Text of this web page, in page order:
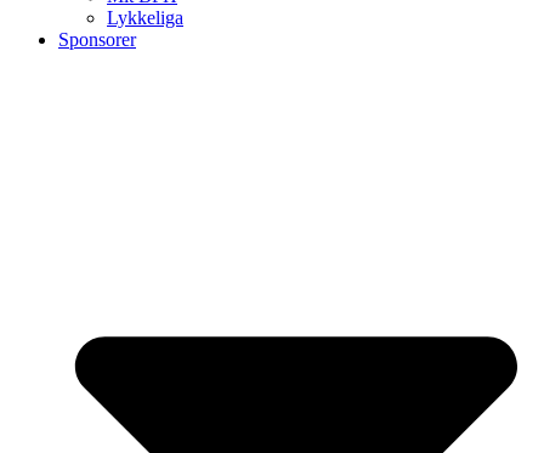
Lykkeliga
Sponsorer